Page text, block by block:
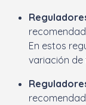
En estos
variación de